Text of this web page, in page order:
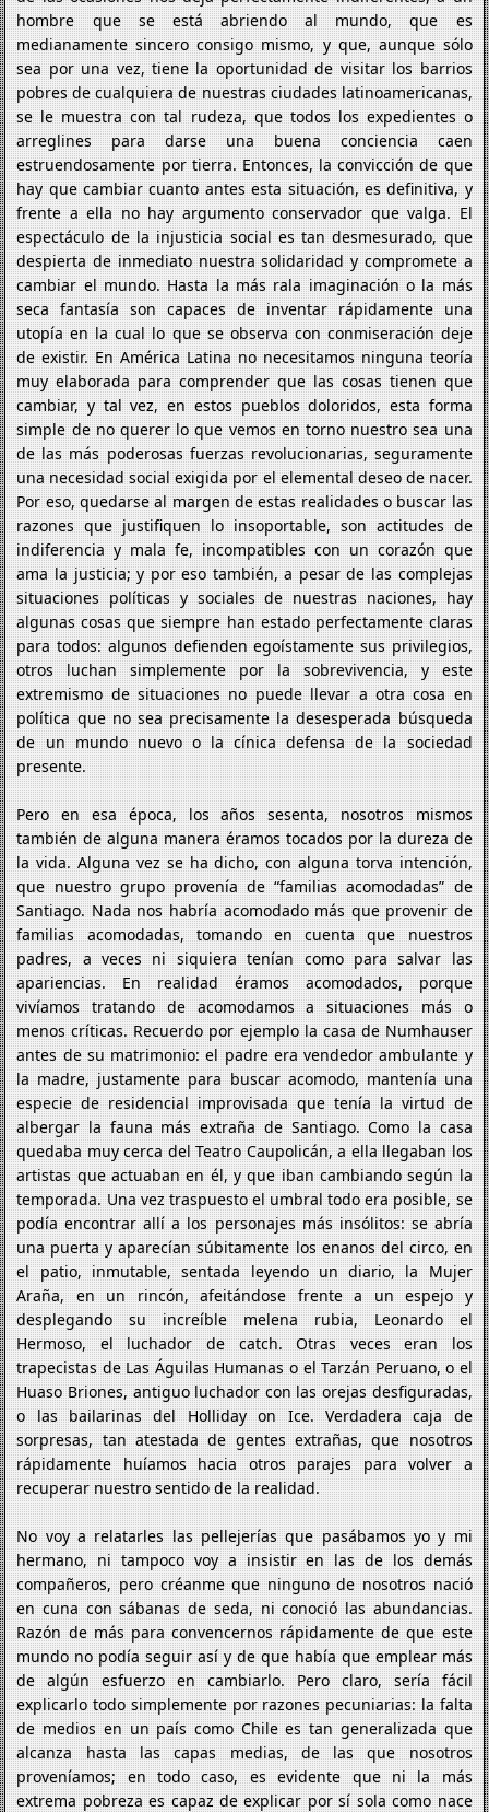
hombre que se está abriendo al mundo, que es
medianamente sincero consigo mismo, y que, aunque sólo
sea por una vez, tiene la oportunidad de visitar los barrios
pobres de cualquiera de nuestras ciudades latinoamericanas,
se le muestra con tal rudeza, que todos los expedientes o
arreglines para darse una buena conciencia caen
estruendosamente por tierra. Entonces, la convicción de que
hay que cambiar cuanto antes esta situación, es definitiva, y
frente a ella no hay argumento conservador que valga. El
espectáculo de la injusticia social es tan desmesurado, que
despierta de inmediato nuestra solidaridad y compromete a
cambiar el mundo. Hasta la más rala imaginación o la más
seca fantasía son capaces de inventar rápidamente una
utopía en la cual lo que se observa con conmiseración deje
de existir. En América Latina no necesitamos ninguna teoría
muy elaborada para comprender que las cosas tienen que
cambiar, y tal vez, en estos pueblos doloridos, esta forma
simple de no querer lo que vemos en torno nuestro sea una
de las más poderosas fuerzas revolucionarias, seguramente
una necesidad social exigida por el elemental deseo de nacer.
Por eso, quedarse al margen de estas realidades o buscar las
razones que justifiquen lo insoportable, son actitudes de
indiferencia y mala fe, incompatibles con un corazón que
ama la justicia; y por eso también, a pesar de las complejas
situaciones políticas y sociales de nuestras naciones, hay
algunas cosas que siempre han estado perfectamente claras
para todos: algunos defienden egoístamente sus privilegios,
otros luchan simplemente por la sobrevivencia, y este
extremismo de situaciones no puede llevar a otra cosa en
política que no sea precisamente la desesperada búsqueda
de un mundo nuevo o la cínica defensa de la sociedad
presente.
Pero en esa época, los años sesenta, nosotros mismos
también de alguna manera éramos tocados por la dureza de
la vida. Alguna vez se ha dicho, con alguna torva intención,
que nuestro grupo provenía de “familias acomodadas” de
Santiago. Nada nos habría acomodado más que provenir de
familias acomodadas, tomando en cuenta que nuestros
padres, a veces ni siquiera tenían como para salvar las
apariencias. En realidad éramos acomodados, porque
vivíamos tratando de acomodamos a situaciones más o
menos críticas. Recuerdo por ejemplo la casa de Numhauser
antes de su matrimonio: el padre era vendedor ambulante y
la madre, justamente para buscar acomodo, mantenía una
especie de residencial improvisada que tenía la virtud de
albergar la fauna más extraña de Santiago. Como la casa
quedaba muy cerca del Teatro Caupolicán, a ella llegaban los
artistas que actuaban en él, y que iban cambiando según la
temporada. Una vez traspuesto el umbral todo era posible, se
podía encontrar allí a los personajes más insólitos: se abría
una puerta y aparecían súbitamente los enanos del circo, en
el patio, inmutable, sentada leyendo un diario, la Mujer
Araña, en un rincón, afeitándose frente a un espejo y
desplegando su increíble melena rubia, Leonardo el
Hermoso, el luchador de catch. Otras veces eran los
trapecistas de Las Águilas Humanas o el Tarzán Peruano, o el
Huaso Briones, antiguo luchador con las orejas desfiguradas,
o las bailarinas del Holliday on Ice. Verdadera caja de
sorpresas, tan atestada de gentes extrañas, que nosotros
rápidamente huíamos hacia otros parajes para volver a
recuperar nuestro sentido de la realidad.
No voy a relatarles las pellejerías que pasábamos yo y mi
hermano, ni tampoco voy a insistir en las de los demás
compañeros, pero créanme que ninguno de nosotros nació
en cuna con sábanas de seda, ni conoció las abundancias.
Razón de más para convencernos rápidamente de que este
mundo no podía seguir así y de que había que emplear más
de algún esfuerzo en cambiarlo. Pero claro, sería fácil
explicarlo todo simplemente por razones pecuniarias: la falta
de medios en un país como Chile es tan generalizada que
alcanza hasta las capas medias, de las que nosotros
proveníamos; en todo caso, es evidente que ni la más
extrema pobreza es capaz de explicar por sí sola como nace